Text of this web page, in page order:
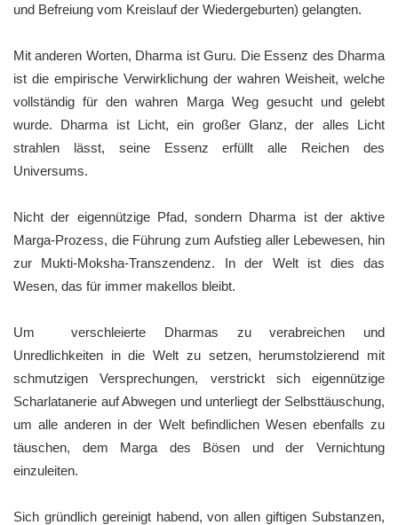
und Befreiung vom Kreislauf der Wiedergeburten) gelangten.
Mit anderen Worten, Dharma ist Guru. Die Essenz des Dharma
ist die empirische Verwirklichung der wahren Weisheit, welche
vollständig für den wahren Marga Weg gesucht und gelebt
wurde. Dharma ist Licht, ein großer Glanz, der alles Licht
strahlen lässt, seine Essenz erfüllt alle Reichen des
Universums.
Nicht der eigennützige Pfad, sondern Dharma ist der aktive
Marga-Prozess, die Führung zum Aufstieg aller Lebewesen, hin
zur Mukti-Moksha-Transzendenz. In der Welt ist dies das
Wesen, das für immer makellos bleibt.
Um verschleierte Dharmas zu verabreichen und
Unredlichkeiten in die Welt zu setzen, herumstolzierend mit
schmutzigen Versprechungen, verstrickt sich eigennützige
Scharlatanerie auf Abwegen und unterliegt der Selbsttäuschung,
um alle anderen in der Welt befindlichen Wesen ebenfalls zu
täuschen, dem Marga des Bösen und der Vernichtung
einzuleiten.
Sich gründlich gereinigt habend, von allen giftigen Substanzen,